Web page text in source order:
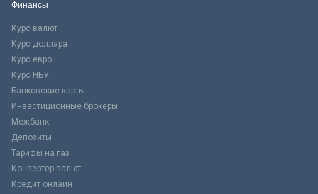
Финансы
Курс валют
Курс доллара
Курс евро
Курс НБУ
Банковские карты
Инвестиционные брокеры
Межбанк
Депозиты
Тарифы на газ
Конвертер валют
Кредит онлайн